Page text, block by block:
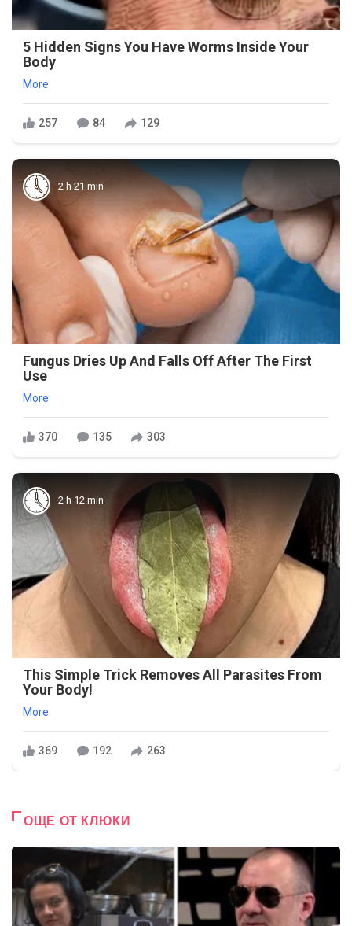
5 Hidden Signs You Have Worms Inside Your
Body
More
257 84 129
2 h 21 min
Fungus Dries Up And Falls Off After The First
Use
More
370 135 303
2 h 12 min
This Simple Trick Removes All Parasites From
Your Body!
More
369 192 263
ОЩЕ ОТ КЛЮКИ